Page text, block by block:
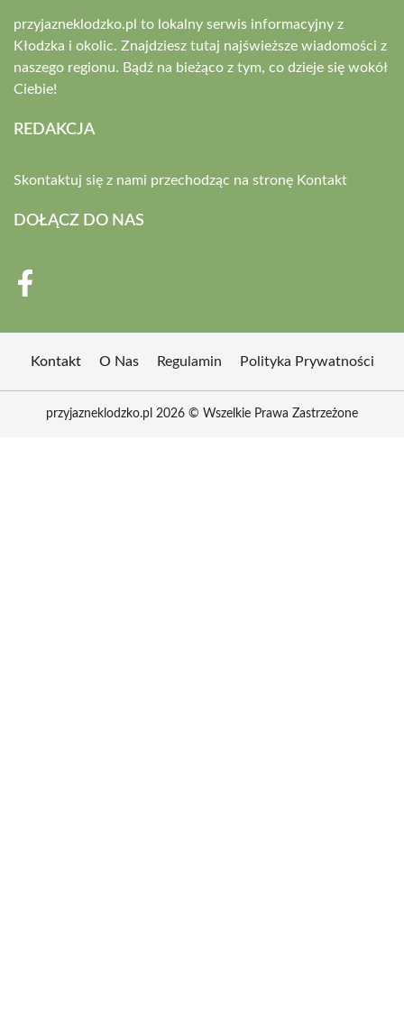
przyjazneklodzko.pl to lokalny serwis informacyjny z
Kłodzka i okolic. Znajdziesz tutaj najświeższe wiadomości z
naszego regionu. Bądź na bieżąco z tym, co dzieje się wokół
Ciebie!
REDAKCJA
Skontaktuj się z nami przechodząc na stronę Kontakt
DOŁĄCZ DO NAS
Kontakt O Nas Regulamin Polityka Prywatności
przyjazneklodzko.pl 2026 © Wszelkie Prawa Zastrzeżone